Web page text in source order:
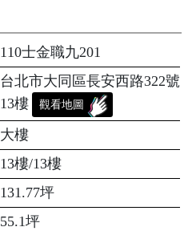
110士金職九201
台北市大同區長安西路322號
13樓
觀看地圖
大樓
13樓/13樓
131.77坪
55.1坪